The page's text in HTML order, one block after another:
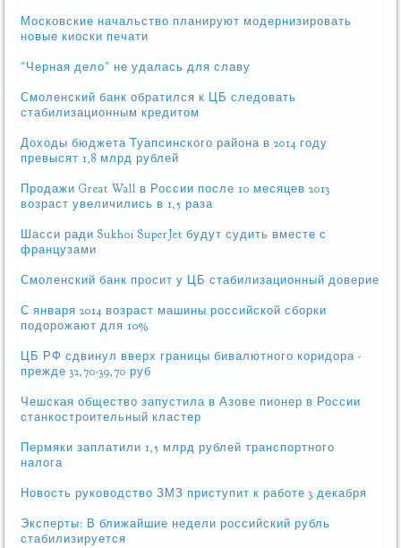
Московские начальство планируют модернизировать
новые киоски печати
"Черная дело" не удалась для славу
Смоленский банк обратился к ЦБ следовать
стабилизационным кредитом
Доходы бюджета Туапсинского района в 2014 году
превысят 1,8 млрд рублей
Продажи Great Wall в России после 10 месяцев 2013
возраст увеличились в 1,5 раза
Шасси ради Sukhoi SuperJet будут судить вместе с
французами
Смоленский банк просит у ЦБ стабилизационный доверие
С января 2014 возраст машины российской сборки
подорожают для 10%
ЦБ РФ сдвинул вверх границы бивалютного коридора -
прежде 32,70-39,70 руб
Чешская общество запустила в Азове пионер в России
станкостроительный кластер
Пермяки заплатили 1,5 млрд рублей транспортного
налога
Новость руководство ЗМЗ приступит к работе 3 декабря
Эксперты: В ближайшие недели российский рубль
стабилизируется